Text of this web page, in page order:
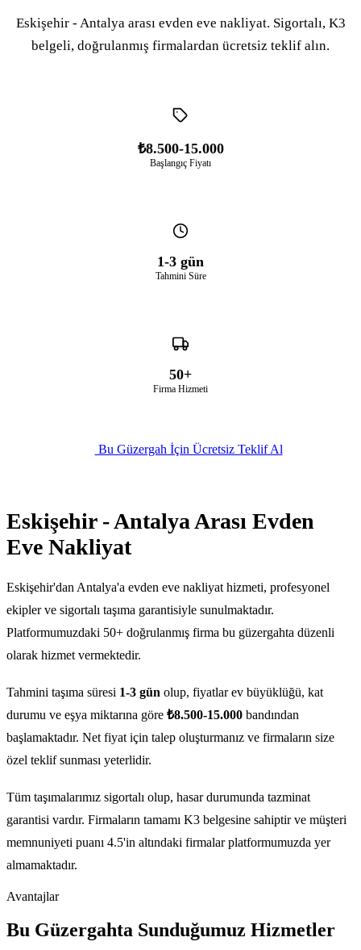
Eskişehir - Antalya arası evden eve nakliyat. Sigortalı, K3
belgeli, doğrulanmış firmalardan ücretsiz teklif alın.
₺8.500-15.000
Başlangıç Fiyatı
1-3 gün
Tahmini Süre
50+
Firma Hizmeti
Bu Güzergah İçin Ücretsiz Teklif Al
Eskişehir - Antalya Arası Evden
Eve Nakliyat
Eskişehir'dan Antalya'a evden eve nakliyat hizmeti, profesyonel
ekipler ve sigortalı taşıma garantisiyle sunulmaktadır.
Platformumuzdaki 50+ doğrulanmış firma bu güzergahta düzenli
olarak hizmet vermektedir.
Tahmini taşıma süresi 1-3 gün olup, fiyatlar ev büyüklüğü, kat
durumu ve eşya miktarına göre ₺8.500-15.000 bandından
başlamaktadır. Net fiyat için talep oluşturmanız ve firmaların size
özel teklif sunması yeterlidir.
Tüm taşımalarımız sigortalı olup, hasar durumunda tazminat
garantisi vardır. Firmaların tamamı K3 belgesine sahiptir ve müşteri
memnuniyeti puanı 4.5'in altındaki firmalar platformumuzda yer
almamaktadır.
Avantajlar
Bu Güzergahta Sunduğumuz Hizmetler